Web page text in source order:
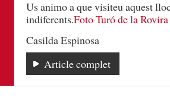
Us animo a que visiteu aquest
indiferents.Foto Turó de la Rovira
Casilda Espinosa
Article complet